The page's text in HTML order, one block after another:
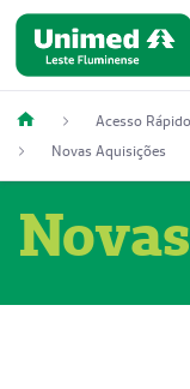
Acesso Rápido
Novas Aquisições